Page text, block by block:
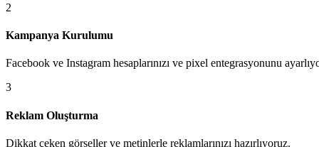
2
Kampanya Kurulumu
Facebook ve Instagram hesaplarınızı ve pixel entegrasyonunu
3
Reklam Oluşturma
Dikkat çeken görseller ve metinlerle reklamlarınızı hazırlıyoruz.